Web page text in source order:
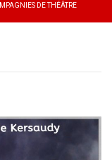
DE THÉÂTRE